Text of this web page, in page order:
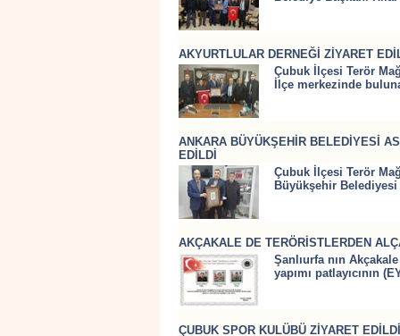
AKYURTLULAR DERNEĞİ ZİYARET
Çubuk İlçesi Terör
İlçe merkezinde
ANKARA BÜYÜKŞEHİR BELEDİYESİ
EDİLDİ
Çubuk İlçesi Terör
Büyükşehir
AKÇAKALE DE TERÖRİSTLERDEN
Şanlıurfa nın
yapımı patlayıcının
ÇUBUK SPOR KULÜBÜ ZİYARET EDİLDİ